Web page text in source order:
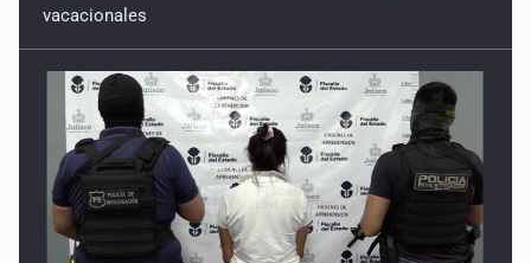
17 de Julio de 2026
Quinto Patio
16 de Julio de 2026
Quinto Patio
15 de Julio de 2026
vacacionales